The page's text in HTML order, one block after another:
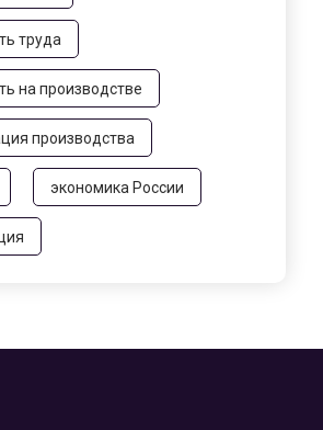
труда
на производстве
производства
экономика России